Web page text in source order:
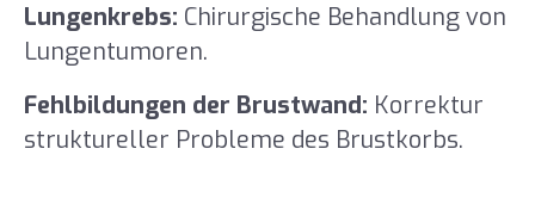
Lungenkrebs: Chirurgische Behandlung von
Lungentumoren.
Fehlbildungen der Brustwand: Korrektur
struktureller Probleme des Brustkorbs.